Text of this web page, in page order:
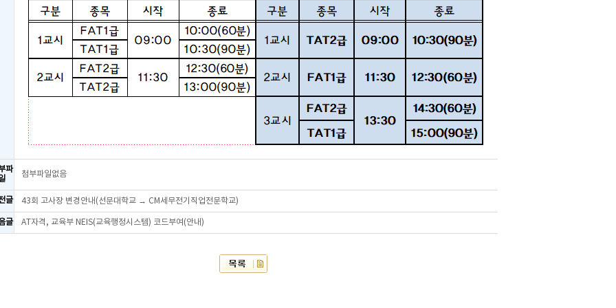
파
첨부파일없음
글 43회 고사장 변경안내(선문대학교 → CM세무전기직업전문학교)
글 AT자격, 교육부 NEIS(교육행정시스템) 코드부여(안내)